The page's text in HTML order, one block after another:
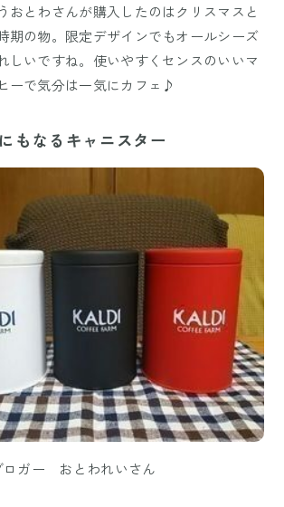
おとわさんが購入したのはクリスマスと
期の物。限定デザインでもオールシーズ
しいですね。使いやすくセンスのいいマ
ーで気分は一気にカフェ♪
もなるキャニスター
ロガー おとわれいさん